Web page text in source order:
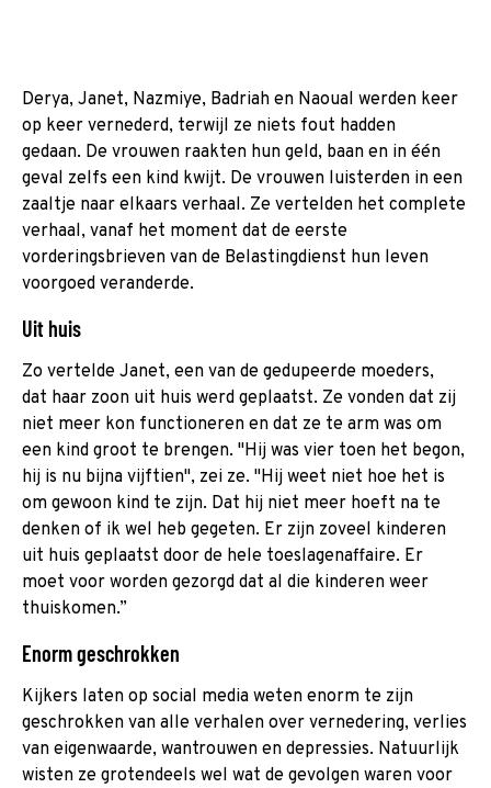
Derya, Janet, Nazmiye, Badriah en Naoual werden keer
op keer vernederd, terwijl ze niets fout hadden
gedaan. De vrouwen raakten hun geld, baan en in één
geval zelfs een kind kwijt. De vrouwen luisterden in een
zaaltje naar elkaars verhaal. Ze vertelden het complete
verhaal, vanaf het moment dat de eerste
vorderingsbrieven van de Belastingdienst hun leven
voorgoed veranderde.
Uit huis
Zo vertelde Janet, een van de gedupeerde moeders,
dat haar zoon uit huis werd geplaatst. Ze vonden dat zij
niet meer kon functioneren en dat ze te arm was om
een kind groot te brengen. "Hij was vier toen het begon,
hij is nu bijna vijftien", zei ze. "Hij weet niet hoe het is
om gewoon kind te zijn. Dat hij niet meer hoeft na te
denken of ik wel heb gegeten. Er zijn zoveel kinderen
uit huis geplaatst door de hele toeslagenaffaire. Er
moet voor worden gezorgd dat al die kinderen weer
thuiskomen.”
Enorm geschrokken
Kijkers laten op social media weten enorm te zijn
geschrokken van alle verhalen over vernedering, verlies
van eigenwaarde, wantrouwen en depressies. Natuurlijk
wisten ze grotendeels wel wat de gevolgen waren voor